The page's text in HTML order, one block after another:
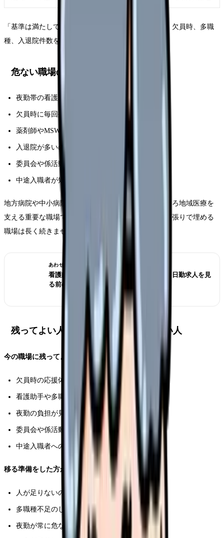
「基準は満たしています」だけで安心せず、夜勤帯、欠員時、多職
種、入退院件数を聞きます。
危ない職場のサイン
夜勤帯の看護助手がいない
欠員時に毎回残業や休日出勤で埋める
薬剤師やMSWに相談しにくい
入退院が多いのに退院支援体制が薄い
委員会や係活動が時間外
中途入職者が短期間で辞めている
地方病院や中小病院が悪いわけではありません。むしろ地域医療を
支える重要な職場です。ただし、人手不足を個人の頑張りで埋める
職場は長く続きません。
あわせて読みたい
看護師が夜勤なしにすると給料は下がる？日勤求人を見
る前の収入チェック
残ってよい人、移る準備をした方がよい人
今の職場に残ってよい人
欠員時の応援体制がある
看護助手や多職種と分担できる
夜勤の負担が見える化されている
委員会や係活動が勤務時間内
中途入職者への教育がある
移る準備をした方がよい人
人が足りないのに「みんなで頑張る」だけ
多職種不足のしわ寄せが看護師に来る
夜勤が常に危ない